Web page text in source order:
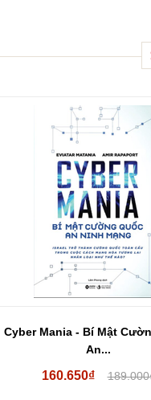
Cyber Mania - Bí Mật
An...
160.650₫